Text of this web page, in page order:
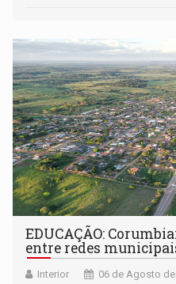
EDUCAÇÃO:
entre redes
Interior 06 de Agosto